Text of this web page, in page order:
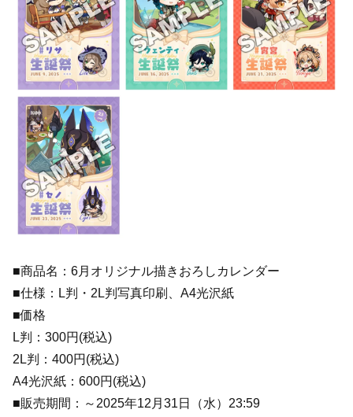
■商品名：6月オリジナル描きおろしカレンダー
■仕様：L判・2L判写真印刷、A4光沢紙
■価格
L判：300円(税込)
2L判：400円(税込)
A4光沢紙：600円(税込)
■販売期間：～2025年12月31日（水）23:59